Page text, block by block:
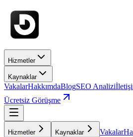
Hizmetler
Kaynaklar
VakalarHakkımdaBlogSEO Analizi
Ücretsiz Görüşme
Hizmetler Kaynaklar Vakalar